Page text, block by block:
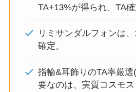
TA+13%が得られ、TA確
リミサンダルフォンは
確定。
指輪&耳飾りのTA率厳
要なのは、実質コスモ